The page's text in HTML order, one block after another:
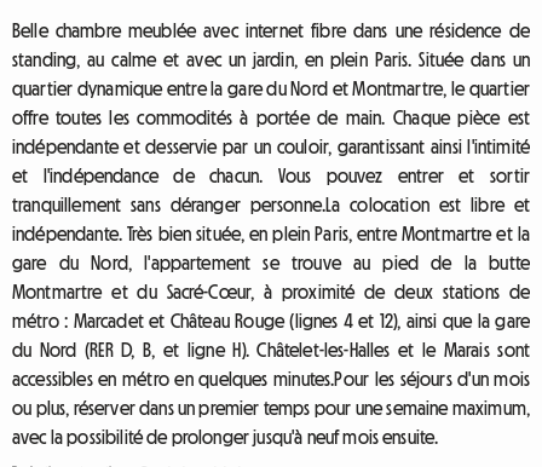
Belle chambre meublée avec internet fibre dans une résidence de
standing, au calme et avec un jardin, en plein Paris. Située dans un
quartier dynamique entre la gare du Nord et Montmartre, le quartier
offre toutes les commodités à portée de main. Chaque pièce est
indépendante et desservie par un couloir, garantissant ainsi l'intimité
et l'indépendance de chacun. Vous pouvez entrer et sortir
tranquillement sans déranger personne.La colocation est libre et
indépendante. Très bien située, en plein Paris, entre Montmartre et la
gare du Nord, l'appartement se trouve au pied de la butte
Montmartre et du Sacré-Cœur, à proximité de deux stations de
métro : Marcadet et Château Rouge (lignes 4 et 12), ainsi que la gare
du Nord (RER D, B, et ligne H). Châtelet-les-Halles et le Marais sont
accessibles en métro en quelques minutes.Pour les séjours d'un mois
ou plus, réserver dans un premier temps pour une semaine maximum,
avec la possibilité de prolonger jusqu'à neuf mois ensuite.